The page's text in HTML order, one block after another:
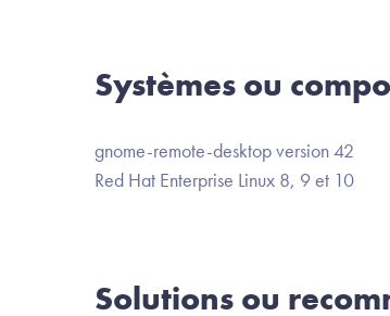
Systèmes ou
gnome-remote-desktop version 42
Red Hat Enterprise Linux 8, 9 et 10
Solutions ou